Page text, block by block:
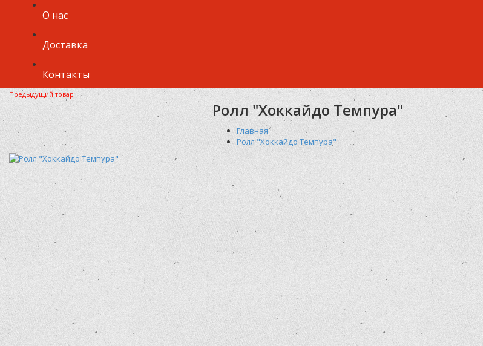
О нас
Доставка
Контакты
Предыдущий товар
Ролл "Хоккайдо Темпура"
Главная
Ролл "Хоккайдо Темпура"